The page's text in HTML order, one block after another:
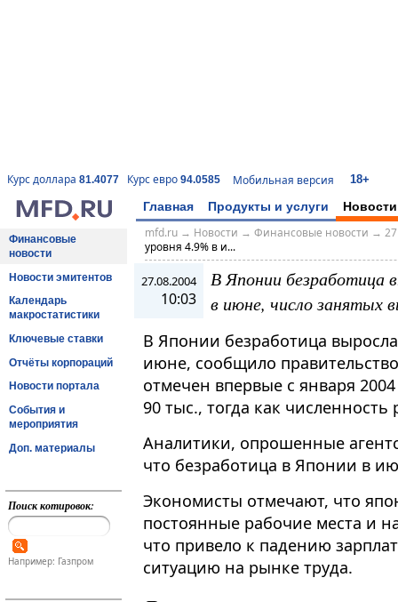
Курс доллара 81.4077 Курс евро 94.0585 Мобильная версия 18+
Главная Продукты и услуги Новости
Финансовые
новости
Новости эмитентов
Календарь
макростатистики
Ключевые ставки
Отчёты корпораций
Новости портала
События и
мероприятия
Доп. материалы
Поиск котировок:
Например: Газпром
mfd.ru→ Новости → Финансовые новости →
уровня 4.9% в и...
27.08.2004
10:03
В Японии безработица
в июне, число занятых
В Японии безработица
июне, сообщило
отмечен впервые с января
90 тыс., тогда как
Аналитики, опрошенные
что безработица в Японии в
Экономисты отмечают, что
постоянные рабочие места и
что привело к падению
ситуацию на рынке труда.